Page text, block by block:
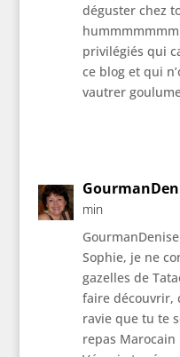
déguster chez
privilégiés qui
ce blog et qui
vautrer
min
Sophie, je ne
gazelles de
faire découvrir,
ravie que tu te
repas Marocain